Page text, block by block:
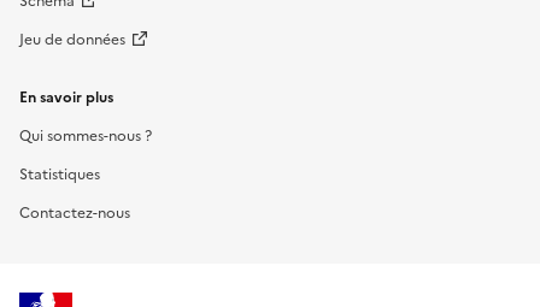
Jeu de données
En savoir plus
Qui sommes-nous ?
Statistiques
Contactez-nous